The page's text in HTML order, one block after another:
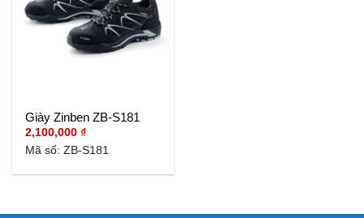
Giày Zinben ZB-S181
2,100,000₫
Mã số: ZB-S181